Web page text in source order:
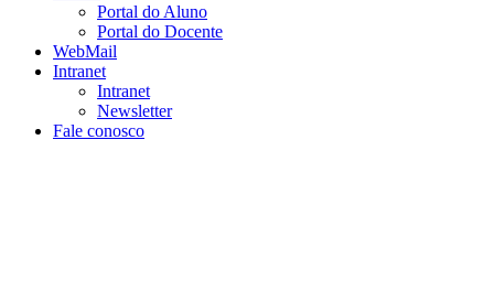
Portal do Aluno
Portal do Docente
WebMail
Intranet
Intranet
Newsletter
Fale conosco